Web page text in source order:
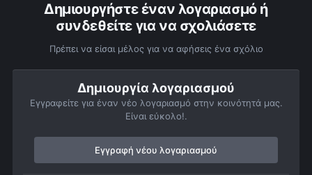
Δημιουργήστε έναν λογαριασμό ή
συνδεθείτε για να σχολιάσετε
Πρέπει να είσαι μέλος για να αφήσεις ένα σχόλιο
Δημιουργία λογαριασμού
Εγγραφείτε για έναν νέο λογαριασμό στην κοινότητά μας.
Είναι εύκολο!.
Εγγραφή νέου λογαριασμού